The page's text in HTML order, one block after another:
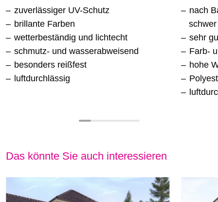
zuverlässiger UV-Schutz
brillante Farben
wetterbeständig und lichtecht
schmutz- und wasserabweisend
besonders reißfest
luftdurchlässig
nach
sehr
Farb-
hohe
Das könnte Sie auch interessieren